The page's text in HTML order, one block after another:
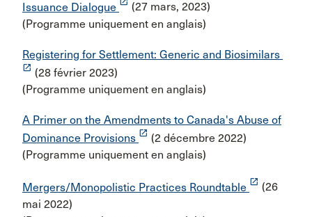
Issuance Dialogue
(27 mars, 2023)
(Programme uniquement en anglais)
Registering for Settlement: Generic and Biosimilars
launch (28 février 2023)
(Programme uniquement en anglais)
A Primer on the Amendments to Canada's Abuse of
Dominance Provisions launch (2 décembre 2022)
(Programme uniquement en anglais)
Mergers/Monopolistic Practices Roundtable launch (26
mai 2022)